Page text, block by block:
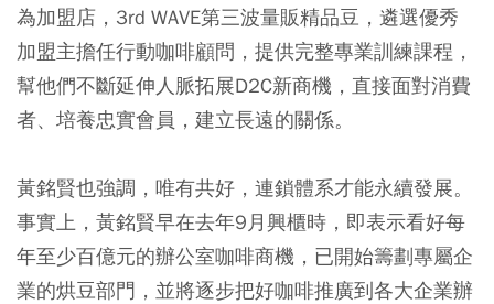
為加盟店，3rd WAVE第三波量販精品豆，遴選優秀
加盟主擔任行動咖啡顧問，提供完整專業訓練課程，
幫他們不斷延伸人脈拓展D2C新商機，直接面對消費
者、培養忠實會員，建立長遠的關係。
黃銘賢也強調，唯有共好，連鎖體系才能永續發展。
事實上，黃銘賢早在去年9月興櫃時，即表示看好每
年至少百億元的辦公室咖啡商機，已開始籌劃專屬企
業的烘豆部門，並將逐步把好咖啡推廣到各大企業辦